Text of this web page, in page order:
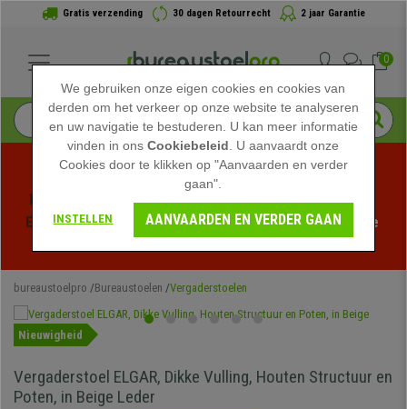
Gratis verzending 30 dagen Retourrecht 2 jaar Garantie
0
Profiteer van de Zomeruitverkoop bij bureaustoelpro!
Exclusieve kortingen voor een beperkte tijd - Bekijk de
bureaustoelpro Bureaustoelen Vergaderstoelen
Nieuwigheid
Vergaderstoel ELGAR, Dikke Vulling, Houten Structuur en
Poten, in Beige Leder
We gebruiken onze eigen cookies en cookies van
derden om het verkeer op onze website te analyseren
en uw navigatie te bestuderen. U kan meer informatie
vinden in onsCookiebeleid . U aanvaardt onze
Cookies door te klikken op "Aanvaarden en verder
gaan".
INSTELLEN AANVAARDEN EN VERDER GAAN